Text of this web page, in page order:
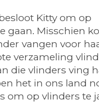
Kitty om op
gaan. Misschien
vangen voor
verzameling
die vlinders ving
het in ons land
om op vlinders te